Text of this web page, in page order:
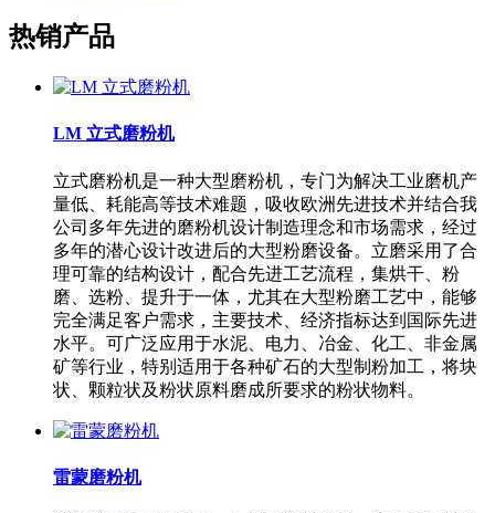
热销产品
LM 立式磨粉机
立式磨粉机是一种大型磨粉机，专门为解决工业磨机产
量低、耗能高等技术难题，吸收欧洲先进技术并结合我
公司多年先进的磨粉机设计制造理念和市场需求，经过
多年的潜心设计改进后的大型粉磨设备。立磨采用了合
理可靠的结构设计，配合先进工艺流程，集烘干、粉
磨、选粉、提升于一体，尤其在大型粉磨工艺中，能够
完全满足客户需求，主要技术、经济指标达到国际先进
水平。可广泛应用于水泥、电力、冶金、化工、非金属
矿等行业，特别适用于各种矿石的大型制粉加工，将块
状、颗粒状及粉状原料磨成所要求的粉状物料。
雷蒙磨粉机